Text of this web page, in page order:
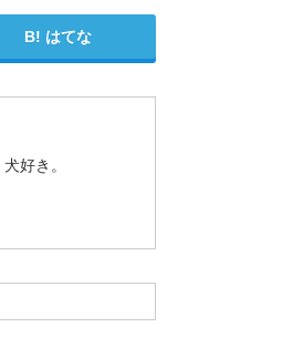
はてな
好き。